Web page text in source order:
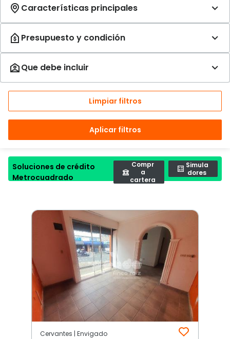
Limpiar filtros
Aplicar filtros
Soluciones de crédito
Metrocuadrado
Compr
a
cartera
Simula
dores
Cervantes | Envigado